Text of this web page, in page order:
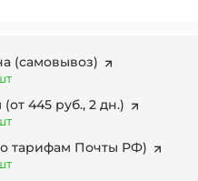
(самовывоз)
(от 445 руб., 2 дн.)
тарифам Почты РФ)